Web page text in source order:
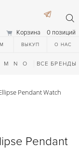
Корзина 0 позиций
ВЫКУП О НАС
M N O Q R S T
ВСЕ БРЕНДЫ
Pendant Watch
Pendant